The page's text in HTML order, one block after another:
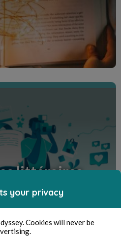
littéraires.
your privacy
Cookies will never be